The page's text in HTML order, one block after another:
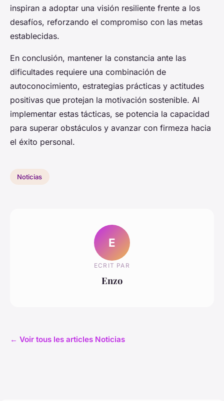
inspiran a adoptar una visión resiliente frente a los
desafíos, reforzando el compromiso con las metas
establecidas.
En conclusión, mantener la constancia ante las
dificultades requiere una combinación de
autoconocimiento, estrategias prácticas y actitudes
positivas que protejan la motivación sostenible. Al
implementar estas tácticas, se potencia la capacidad
para superar obstáculos y avanzar con firmeza hacia
el éxito personal.
Noticias
E
ECRIT PAR
Enzo
← Voir tous les articles Noticias